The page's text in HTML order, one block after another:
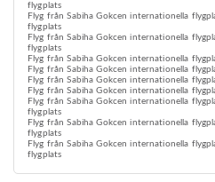
flygplats
Flyg från Sabiha Gokcen internationella
flygplats
Flyg från Sabiha Gokcen internationella
flygplats
Flyg från Sabiha Gokcen internationella
Flyg från Sabiha Gokcen internationella
Flyg från Sabiha Gokcen internationella
Flyg från Sabiha Gokcen internationella
Flyg från Sabiha Gokcen internationella
flygplats
Flyg från Sabiha Gokcen internationella
flygplats
Flyg från Sabiha Gokcen internationella
flygplats